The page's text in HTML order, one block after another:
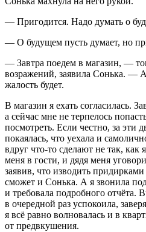
— Пригодится. Надо думать о
— О будущем пусть думает, но
— Завтра поедем в магазин, —
возражений, заявила Сонька. —
жалость будет.
В магазин я ехать согласилась.
а сейчас мне не терпелось
посмотреть. Если честно, за эти
покаялась, что уехала и
вдруг что-то сделают не так, как
меня в гости, и дядя меня
заявив, что изводить
сможет и Сонька. А я звонила
и требовала подробного отчёта.
в очередной раз успокоила,
я всё равно волновалась и в
от предвкушения.